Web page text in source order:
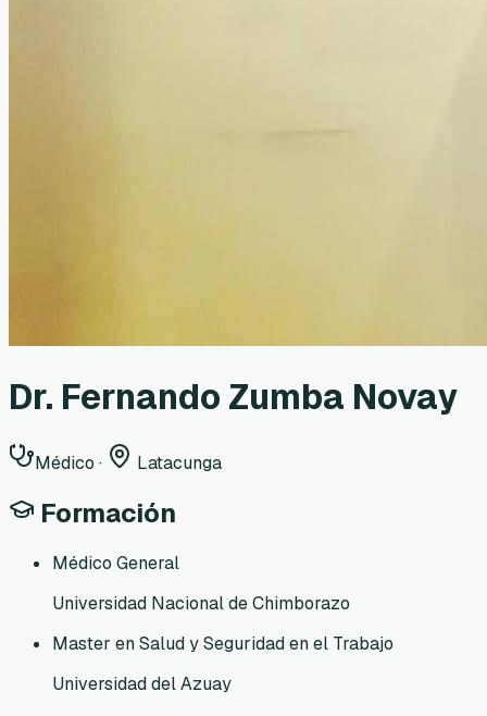
Dr. Fernando Zumba Novay
Médico · Latacunga
Formación
Médico General
Universidad Nacional de Chimborazo
Master en Salud y Seguridad en el Trabajo
Universidad del Azuay